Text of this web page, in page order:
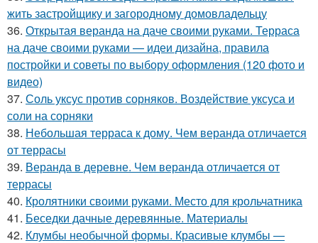
жить застройщику и загородному домовладельцу
36. Открытая веранда на даче своими руками. Терраса
на даче своими руками — идеи дизайна, правила
постройки и советы по выбору оформления (120 фото и
видео)
37. Соль уксус против сорняков. Воздействие уксуса и
соли на сорняки
38. Небольшая терраса к дому. Чем веранда отличается
от террасы
39. Веранда в деревне. Чем веранда отличается от
террасы
40. Кролятники своими руками. Место для крольчатника
41. Беседки дачные деревянные. Материалы
42. Клумбы необычной формы. Красивые клумбы —